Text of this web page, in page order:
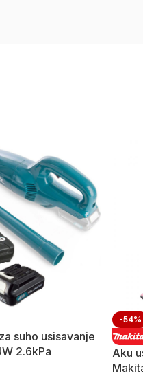
suho usisavanje
2.6kPa
-54%
Aku